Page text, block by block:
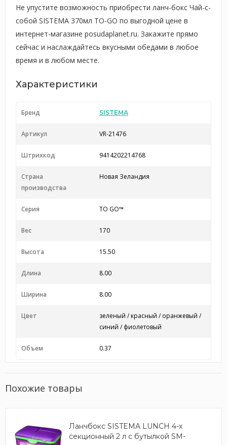
Не упустите возможность приобрести ланч-бокс Чай-с-
собой SISTEMA 370мл TO-GO по выгодной цене в
интернет-магазине posudaplanet.ru. Закажите прямо
сейчас и наслаждайтесь вкусными обедами в любое
время и в любом месте.
Характеристики
Бренд SISTEMA
Артикул VR-21476
Штрихкод 9414202214768
Страна
производства
Новая Зеландия
Серия TO GO™
Вес 170
Высота 15.50
Длина 8.00
Ширина 8.00
Цвет
зеленый / красный / оранжевый /
синий / фиолетовый
Объем 0.37
Похожие товары
Ланчбокс SISTEMA LUNCH 4-х
секционный 2 л с бутылкой SM-